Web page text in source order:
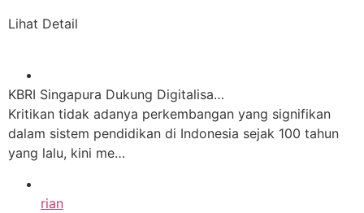
Lihat Detail
KBRI Singapura Dukung Digitalisa…
Kritikan tidak adanya perkembangan yang signifikan
dalam sistem pendidikan di Indonesia sejak 100 tahun
yang lalu, kini me…
rian